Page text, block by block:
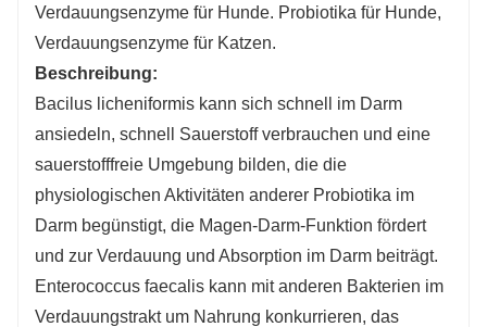
Verdauungsenzyme für Hunde. Probiotika für Hunde,
Verdauungsenzyme für Katzen.
Beschreibung:
Bacilus licheniformis kann sich schnell im Darm
ansiedeln, schnell Sauerstoff verbrauchen und eine
sauerstofffreie Umgebung bilden, die die
physiologischen Aktivitäten anderer Probiotika im
Darm begünstigt, die Magen-Darm-Funktion fördert
und zur Verdauung und Absorption im Darm beiträgt.
Enterococcus faecalis kann mit anderen Bakterien im
Verdauungstrakt um Nahrung konkurrieren, das